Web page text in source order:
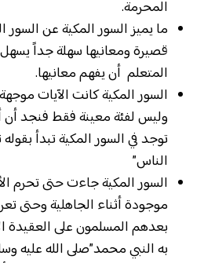
المحرمة.
ما يميز السور المكية عن السور
قصيرة ومعانيها سهلة جداً
المتعلم أن يفهم معانيها.
السور المكية كانت الآيات
وليس لفئة معينة فقط فنجد أن
توجد في السور المكية تبدأ بقوله
الناس”
السور المكية جاءت حتى تحرم
موجودة أثناء الجاهلية وحتى
بعدهم المسلمون على العقيدة
به النبي محمد”صلى الله عليه